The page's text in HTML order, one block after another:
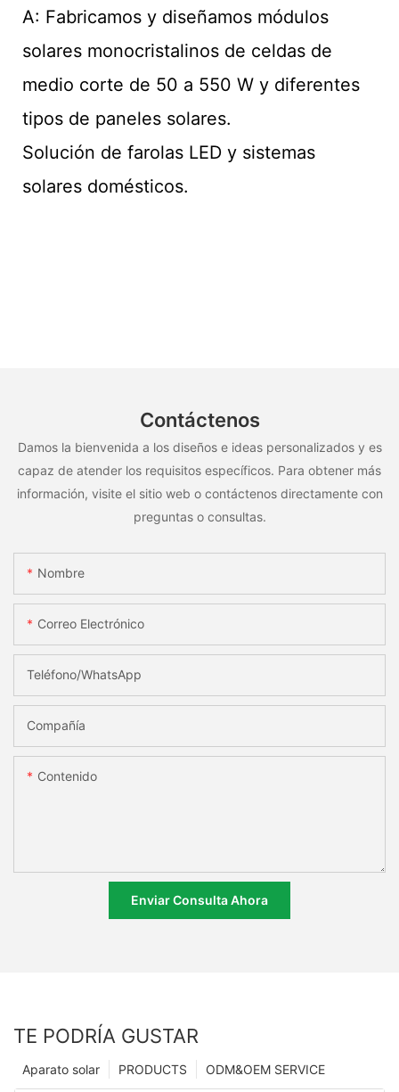
A: Fabricamos y diseñamos módulos
solares monocristalinos de celdas de
medio corte de 50 a 550 W y diferentes
tipos de paneles solares.
Solución de farolas LED y sistemas
solares domésticos.
Contáctenos
Damos la bienvenida a los diseños e ideas personalizados y es
capaz de atender los requisitos específicos. Para obtener más
información, visite el sitio web o contáctenos directamente con
preguntas o consultas.
Nombre
Correo Electrónico
Teléfono/WhatsApp
Compañía
Contenido
Enviar Consulta Ahora
TE PODRÍA GUSTAR
ODM&OEM SERVICE
PRODUCTS
Aparato solar